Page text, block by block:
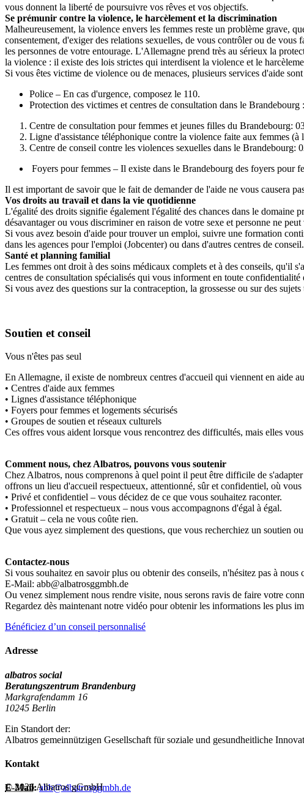
vous donnent la liberté de poursuivre vos rêves et vos objectifs.
Se prémunir contre la violence, le harcèlement et la discrimination
Malheureusement, la violence envers les femmes reste un problème grave,
consentement, d'exiger des relations sexuelles, de vous contrôler ou de vous
les personnes de votre entourage. L'Allemagne prend très au sérieux la
la violence : il existe des lois strictes qui interdisent la violence et le
Si vous êtes victime de violence ou de menaces, plusieurs services d'aide
Police – En cas d'urgence, composez le 110.
Protection des victimes et centres de consultation dans le Brandebourg :
Centre de consultation pour femmes et jeunes filles du Brandebourg:
Ligne d'assistance téléphonique contre la violence faite aux femmes
Centre de conseil contre les violences sexuelles dans le Brandebourg:
Foyers pour femmes – Il existe dans le Brandebourg des foyers pour
Il est important de savoir que le fait de demander de l'aide ne vous causera
Vos droits au travail et dans la vie quotidienne
L'égalité des droits signifie également l'égalité des chances dans le
désavantager ou vous discriminer en raison de votre sexe et personne ne
Si vous avez besoin d'aide pour trouver un emploi, suivre une formation
dans les agences pour l'emploi (Jobcenter) ou dans d'autres centres de
Santé et planning familial
Les femmes ont droit à des soins médicaux complets et à des conseils, qu'il
centres de consultation spécialisés qui vous informent en toute confidentialité
Si vous avez des questions sur la contraception, la grossesse ou sur des
Soutien et conseil
Vous n'êtes pas seul
En Allemagne, il existe de nombreux centres d'accueil qui viennent en aide
• Centres d'aide aux femmes
• Lignes d'assistance téléphonique
• Foyers pour femmes et logements sécurisés
• Groupes de soutien et réseaux culturels
Ces offres vous aident lorsque vous rencontrez des difficultés, mais elles
Comment nous, chez Albatros, pouvons vous soutenir
Chez Albatros, nous comprenons à quel point il peut être difficile de
offrons un lieu d'accueil respectueux, attentionné, sûr et confidentiel, où
• Privé et confidentiel – vous décidez de ce que vous souhaitez raconter.
• Professionnel et respectueux – nous vous accompagnons d'égal à égal.
• Gratuit – cela ne vous coûte rien.
Que vous ayez simplement des questions, que vous recherchiez un soutien
Contactez-nous
Si vous souhaitez en savoir plus ou obtenir des conseils, n'hésitez pas à
E-Mail: abb@albatrosggmbh.de
Ou venez simplement nous rendre visite, nous serons ravis de faire votre
Regardez dès maintenant notre vidéo pour obtenir les informations les plus
Bénéficiez d’un conseil personnalisé
Adresse
albatros social
Beratungszentrum Brandenburg
Markgrafendamm 16
10245 Berlin
Ein Standort der:
Albatros gemeinnützigen Gesellschaft für soziale und gesundheitliche
Kontakt
E-Mail: abb@albatrosggmbh.de
© 2026 Albatros gGmbH